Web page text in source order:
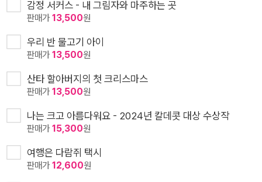
감정 서커스 - 내 그림자와 마주하는 곳
판매가13,500원
우리 반 물고기 아이
판매가13,500원
산타 할아버지의 첫 크리스마스
판매가13,500원
나는 크고 아름다워요 - 2024년 칼데콧 대상 수상작
판매가15,300원
여행은 다람쥐 택시
판매가12,600원